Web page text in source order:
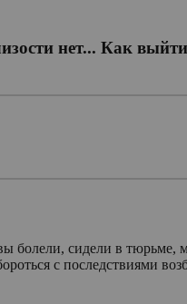
нет... Как
болели, сидели в тюрьме,
с последствиями